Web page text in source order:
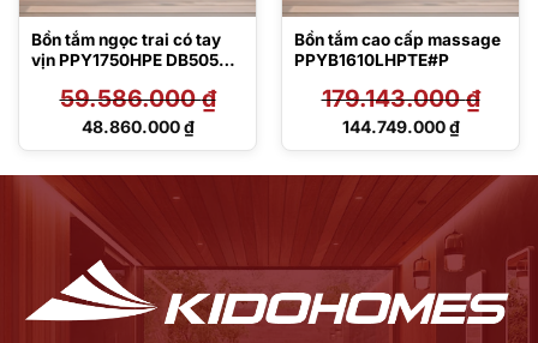
Bồn tắm ngọc trai có tay
vịn PPY1750HPE DB505R-
59.586.000₫
Giá
48.860.000₫
Giá
Bồn tắm cao cấp massage
PPYB1610LHPTE#P
179.143.000₫
Giá
179.143.000 ₫.
144.749.000₫
Giá
144.749.000 ₫.